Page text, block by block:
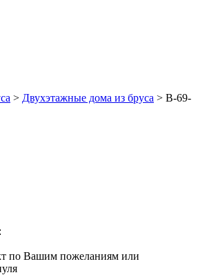
> Двухэтажные дома из бруса > В-69-
по Вашим пожеланиям или